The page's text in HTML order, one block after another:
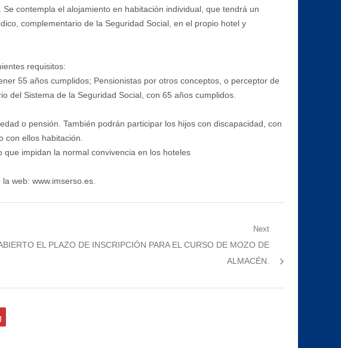
contempla el alojamiento en habitación individual, que tendrá un
complementario de la Seguridad Social, en el propio hotel y
requisitos:
55 años cumplidos; Pensionistas por otros conceptos, o perceptor de
del Sistema de la Seguridad Social, con 65 años cumplidos.
o pensión. También podrán participar los hijos con discapacidad, con
ellos habitación.
impidan la normal convivencia en los hoteles
web: www.imserso.es.
Next
EL PLAZO DE INSCRIPCIÓN PARA EL CURSO DE MOZO DE
ALMACÉN.
youtube